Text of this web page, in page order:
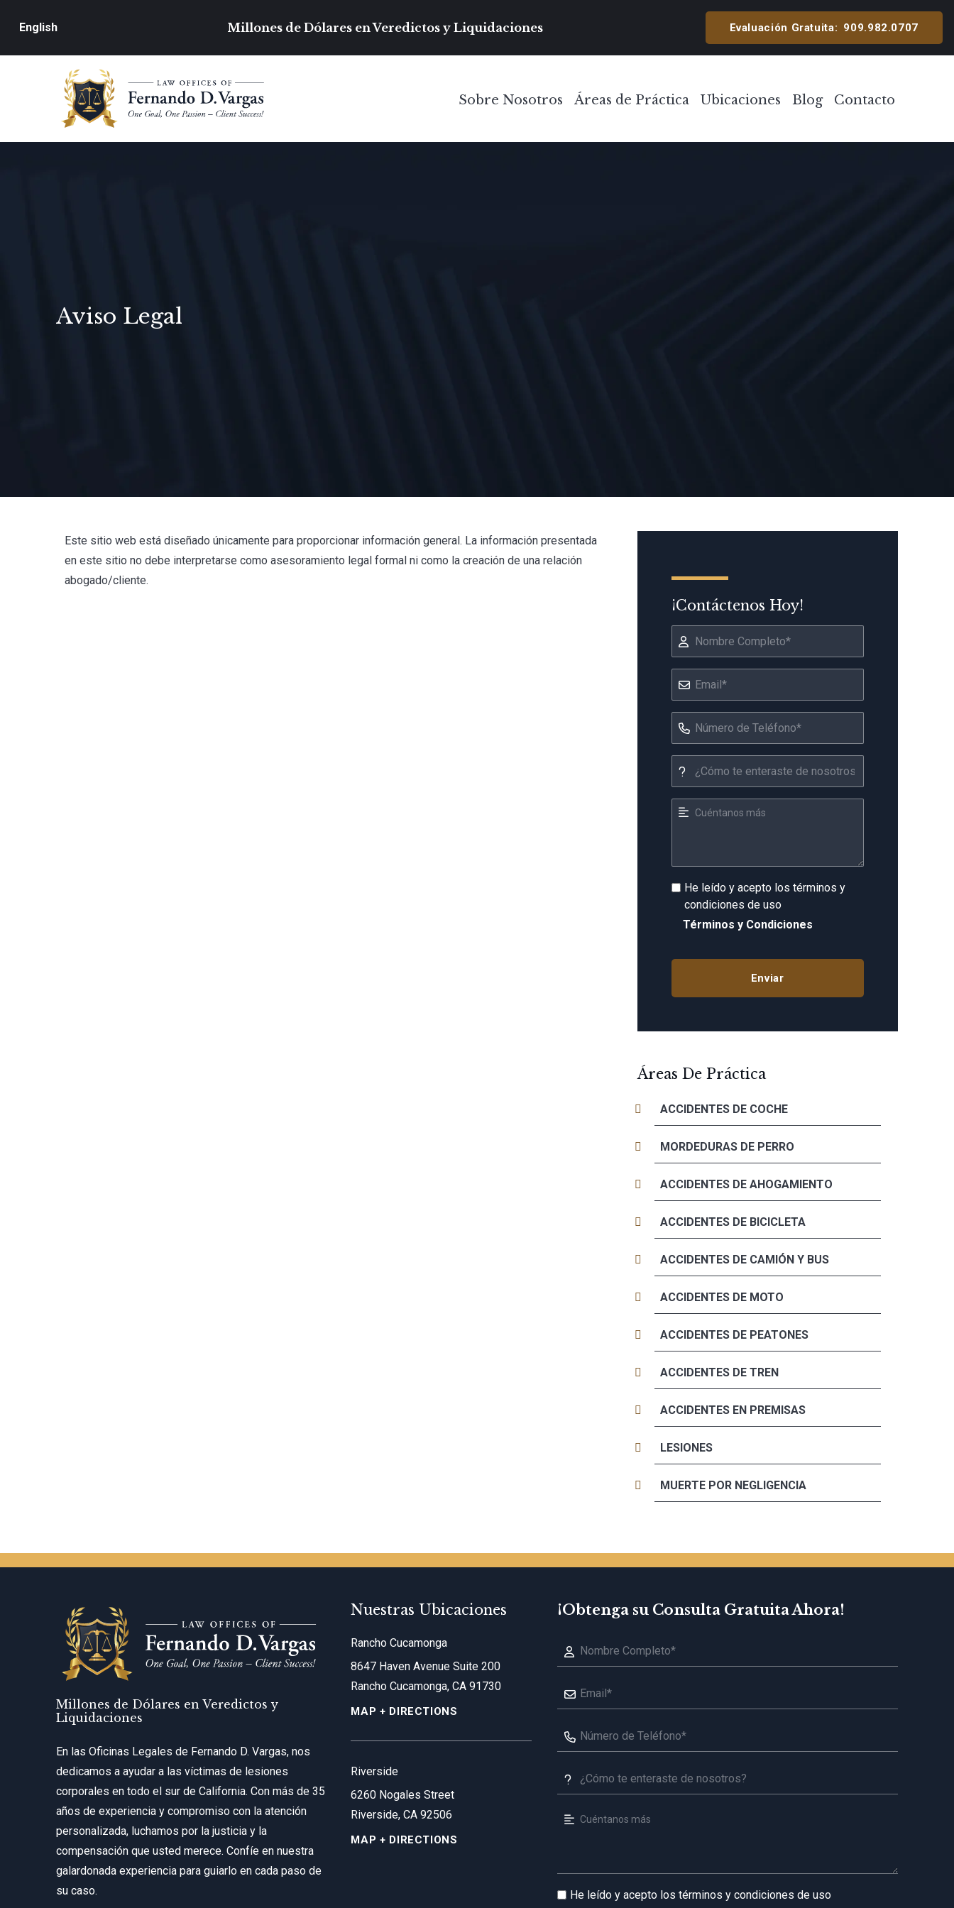
English Millones de Dólares en Veredictos y Liquidaciones Evaluación Gratuita: 909.982.0707
Sobre Nosotros Toggle Menu
Áreas de Práctica Toggle Menu
Ubicaciones Toggle Menu
Blog Contacto
Aviso Legal
Este sitio web está diseñado únicamente para proporcionar información general. La información presentada
en este sitio no debe interpretarse como asesoramiento legal formal ni como la creación de una relación
abogado/cliente.
¡Contáctenos Hoy!
He leído y acepto los términos y
condiciones de uso
Términos y Condiciones
Áreas De Práctica
ACCIDENTES DE COCHE
MORDEDURAS DE PERRO
ACCIDENTES DE AHOGAMIENTO
ACCIDENTES DE BICICLETA
ACCIDENTES DE CAMIÓN Y BUS
ACCIDENTES DE MOTO
ACCIDENTES DE PEATONES
ACCIDENTES DE TREN
ACCIDENTES EN PREMISAS
LESIONES
MUERTE POR NEGLIGENCIA
Millones de Dólares en Veredictos y
Liquidaciones
En las Oficinas Legales de Fernando D. Vargas, nos
dedicamos a ayudar a las víctimas de lesiones
corporales en todo el sur de California. Con más de 35
años de experiencia y compromiso con la atención
personalizada, luchamos por la justicia y la
compensación que usted merece. Confíe en nuestra
galardonada experiencia para guiarlo en cada paso de
su caso.
Nuestras Ubicaciones
Rancho Cucamonga
8647 Haven Avenue Suite 200
Rancho Cucamonga, CA 91730
MAP + DIRECTIONS
Riverside
6260 Nogales Street
Riverside, CA 92506
MAP + DIRECTIONS
¡Obtenga su Consulta Gratuita Ahora!
He leído y acepto los términos y condiciones de uso